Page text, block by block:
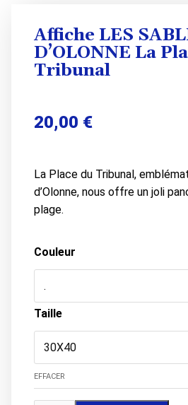
Affiche LES
D’OLONNE La
Tribunal
20,00 €
La Place du Tribunal,
d’Olonne, nous offre un joli
plage.
Couleur
Taille
EFFACER